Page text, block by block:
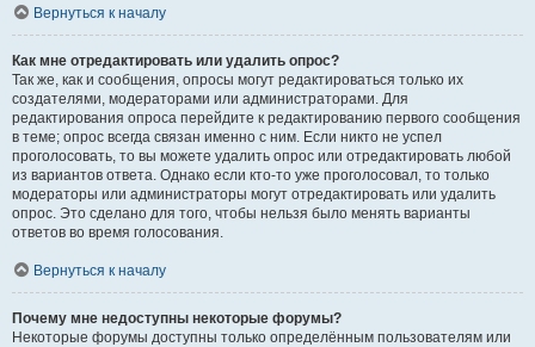
Вернуться к началу
Как мне отредактировать или удалить опрос?
Так же, как и сообщения, опросы могут редактироваться только их
создателями, модераторами или администраторами. Для
редактирования опроса перейдите к редактированию первого сообщения
в теме; опрос всегда связан именно с ним. Если никто не успел
проголосовать, то вы можете удалить опрос или отредактировать любой
из вариантов ответа. Однако если кто-то уже проголосовал, то только
модераторы или администраторы могут отредактировать или удалить
опрос. Это сделано для того, чтобы нельзя было менять варианты
ответов во время голосования.
Вернуться к началу
Почему мне недоступны некоторые форумы?
Некоторые форумы доступны только определённым пользователям или